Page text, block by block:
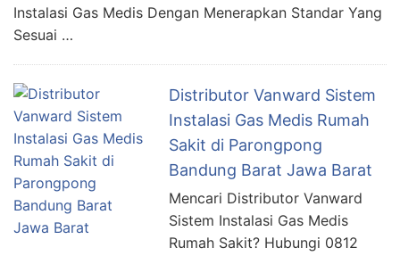
Instalasi Gas Medis Dengan Menerapkan Standar Yang
Sesuai …
Distributor Vanward Sistem
Instalasi Gas Medis Rumah
Sakit di Parongpong
Bandung Barat Jawa Barat
Mencari Distributor Vanward
Sistem Instalasi Gas Medis
Rumah Sakit? Hubungi 0812